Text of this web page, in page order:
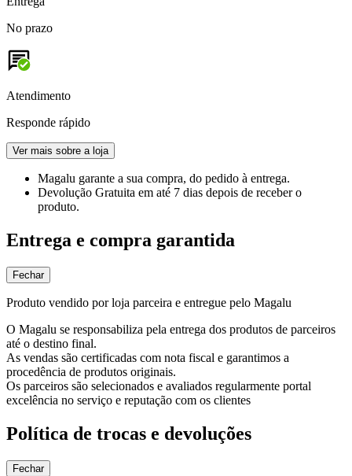
No prazo
Atendimento
Responde rápido
Ver mais sobre a loja
Magalu garante a sua compra, do pedido à entrega.
Devolução Gratuita em até 7 dias depois de receber o
produto.
Entrega e compra garantida
Fechar
Produto vendido por loja parceira e entregue pelo Magalu
O Magalu se responsabiliza pela entrega dos produtos de parceiros
até o destino final.
As vendas são certificadas com nota fiscal e garantimos a
procedência de produtos originais.
Os parceiros são selecionados e avaliados regularmente portal
excelência no serviço e reputação com os clientes
Política de trocas e devoluções
Fechar